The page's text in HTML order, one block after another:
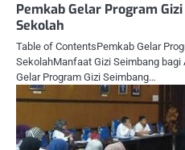
Pemkab Gelar Program
Sekolah
Table of ContentsPemkab Gelar
SekolahManfaat Gizi Seimbang
Gelar Program Gizi Seimbang…